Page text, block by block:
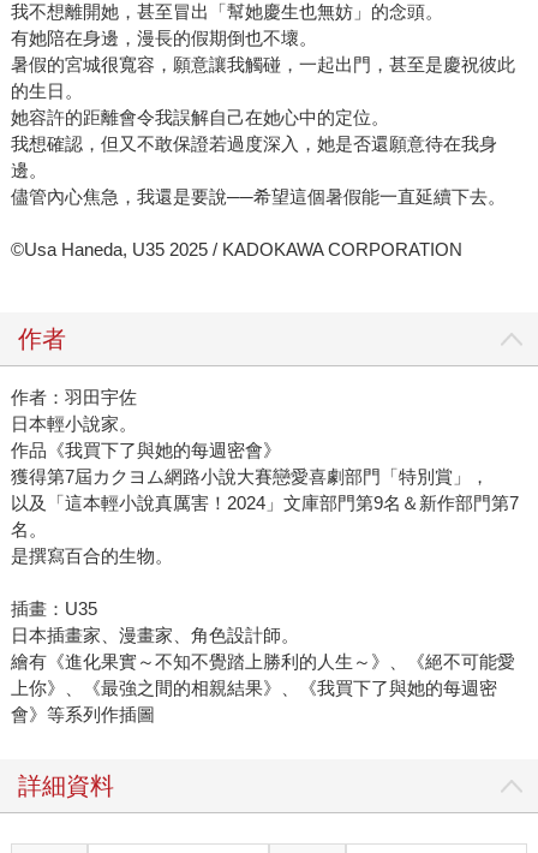
我不想離開她，甚至冒出「幫她慶生也無妨」的念頭。
有她陪在身邊，漫長的假期倒也不壞。
暑假的宮城很寬容，願意讓我觸碰，一起出門，甚至是慶祝彼此
的生日。
她容許的距離會令我誤解自己在她心中的定位。
我想確認，但又不敢保證若過度深入，她是否還願意待在我身
邊。
儘管內心焦急，我還是要說──希望這個暑假能一直延續下去。
©Usa Haneda, U35 2025 / KADOKAWA CORPORATION
作者
作者：羽田宇佐
日本輕小說家。
作品《我買下了與她的每週密會》
獲得第7屆カクヨム網路小說大賽戀愛喜劇部門「特別賞」，
以及「這本輕小說真厲害！2024」文庫部門第9名＆新作部門第7
名。
是撰寫百合的生物。
插畫：U35
日本插畫家、漫畫家、角色設計師。
繪有《進化果實～不知不覺踏上勝利的人生～》、《絕不可能愛
上你》、《最強之間的相親結果》、《我買下了與她的每週密
會》等系列作插圖
詳細資料